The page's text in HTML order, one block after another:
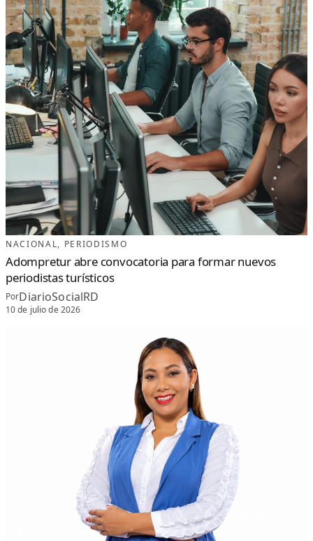
NACIONAL, PERIODISMO
Adompretur abre convocatoria para formar nuevos
periodistas turísticos
PorDiarioSocialRD
10 de julio de 2026